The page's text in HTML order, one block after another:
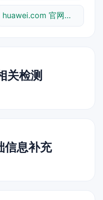
huawei.com 官网入口
关检测
信息补充